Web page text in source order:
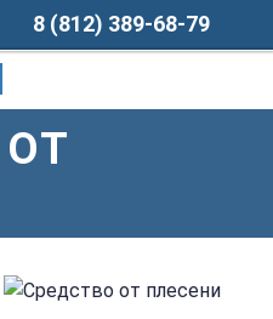
8 (812) 389-68-79